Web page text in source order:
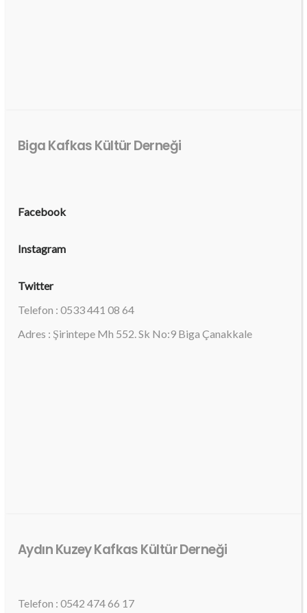
Biga Kafkas Kültür Derneği
Facebook
Instagram
Twitter
Telefon : 0533 441 08 64
Adres : Şirintepe Mh 552. Sk No:9 Biga Çanakkale
Aydın Kuzey Kafkas Kültür Derneği
Telefon : 0542 474 66 17